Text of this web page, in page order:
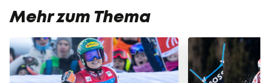
Mehr zum Thema